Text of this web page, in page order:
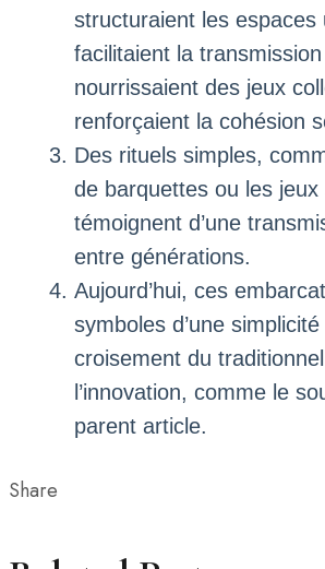
structuraient les espaces
facilitaient la
nourrissaient des jeux
renforçaient la cohésion
Des rituels simples,
de barquettes ou les jeux
témoignent d’une
entre générations.
Aujourd’hui, ces
symboles d’une
croisement du
l’innovation, comme le
parent article.
Share